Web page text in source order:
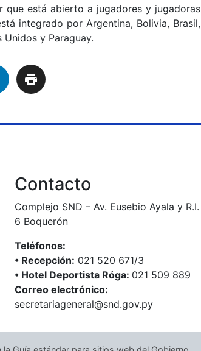
que está abierto a jugadores y jugadoras
integrado por Argentina, Bolivia, Brasil,
Unidos y Paraguay.
Contacto
Complejo SND – Av. Eusebio Ayala y R.I.
6 Boquerón
Teléfonos:
•⁠ ⁠Recepción: 021 520 671/3
•⁠ ⁠Hotel Deportista Róga: 021 509 889
Correo electrónico:
secretariageneral@snd.gov.py